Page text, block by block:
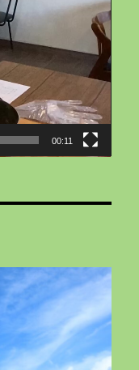
00:11